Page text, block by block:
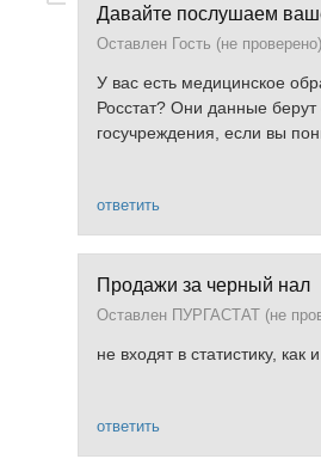
Давайте послушаем
Оставлен Гость (не проверено)
У вас есть медицинское
Росстат? Они данные берут
госучреждения, если вы
ответить
Продажи за черный нал
Оставлен ПУРГАСТАТ (не
не входят в статистику,
ответить